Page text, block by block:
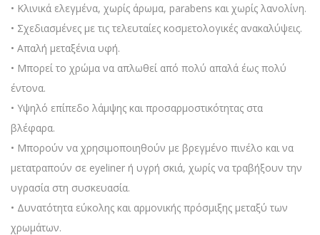
• Κλινικά ελεγμένα, χωρίς άρωμα, parabens και χωρίς λανολίνη.
• Σχεδιασμένες με τις τελευταίες κοσμετολογικές ανακαλύψεις.
• Απαλή μεταξένια υφή.
• Μπορεί το χρώμα να απλωθεί από πολύ απαλά έως πολύ
έντονα.
• Υψηλό επίπεδο λάμψης και προσαρμοστικότητας στα
βλέφαρα.
• Μπορούν να χρησιμοποιηθούν με βρεγμένο πινέλο και να
μετατραπούν σε eyeliner ή υγρή σκιά, χωρίς να τραβήξουν την
υγρασία στη συσκευασία.
• Δυνατότητα εύκολης και αρμονικής πρόσμιξης μεταξύ των
χρωμάτων.